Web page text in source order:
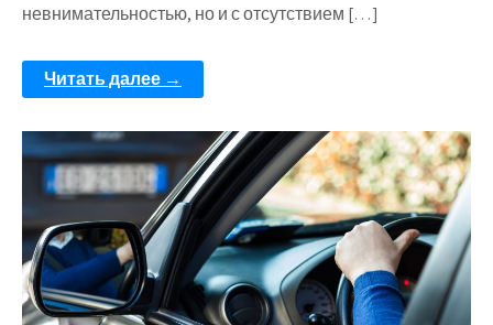
невнимательностью, но и с отсутствием […]
Читать далее →